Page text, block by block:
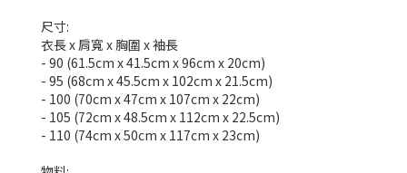
尺寸:
衣長 x 肩寬 x 胸圍 x 袖長
- 90 (61.5cm x 41.5cm x 96cm x 20cm)
- 95 (68cm x 45.5cm x 102cm x 21.5cm)
- 100 (70cm x 47cm x 107cm x 22cm)
- 105 (72cm x 48.5cm x 112cm x 22.5cm)
- 110 (74cm x 50cm x 117cm x 23cm)